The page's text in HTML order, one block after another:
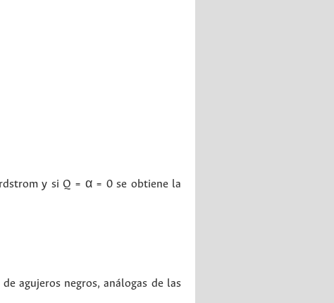
y si Q = α = 0 se obtiene la
agujeros negros, análogas de las